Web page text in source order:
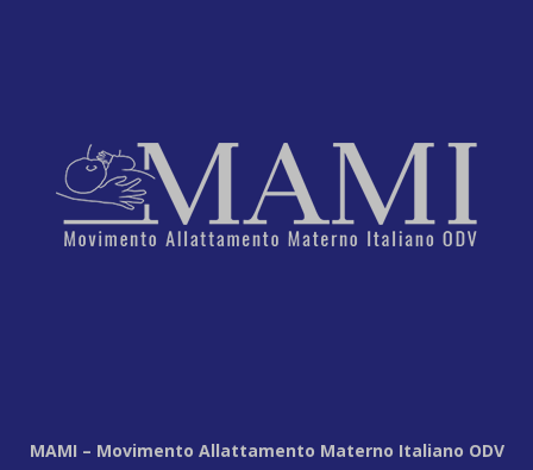
MAMI – Movimento Allattamento Materno Italiano ODV